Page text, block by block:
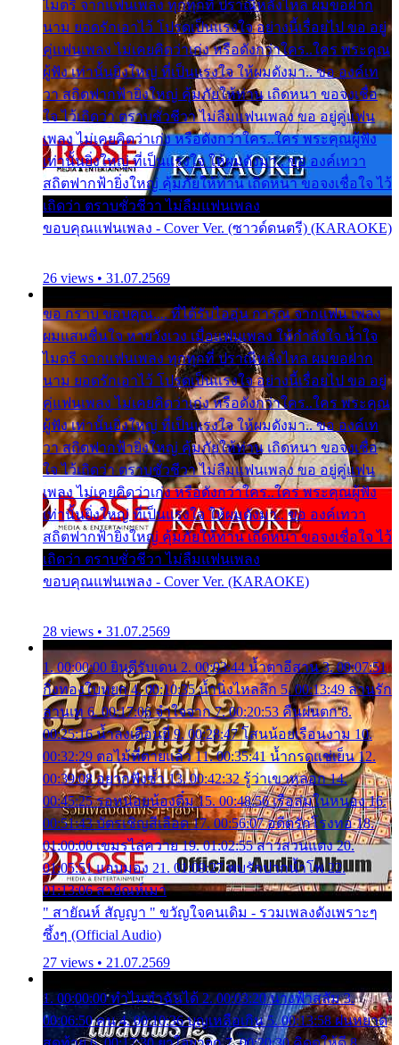
ไมตรี จากแฟนเพลง ทุกทุกที่ ปราณีหลั่งไหล ผมขอฝาก
นาม ยอดรักเอาไว้ โปรดเป็นแรงใจ อย่างนี้เรื่อยไป ขอ อยู่
คู่แฟนเพลง ไม่เคยคิดว่าเก่ง หรือดังกว่าใคร..ใคร พระคุณ
ผู้ฟัง เท่านั้นยิ่งใหญ่ ที่เป็นแรงใจ ให้ผมดังมา.. ขอ องค์เท
วา สถิตฟากฟ้ายิ่งใหญ่ คุ้มภัยให้ท่าน เถิดหนา ขอจงเชื่อ
ใจ ไว้เถิดว่า ตราบชั่วชีวา ไม่ลืมแฟนเพลง ขอ อยู่คู่แฟน
เพลง ไม่เคยคิดว่าเก่ง หรือดังกว่าใคร..ใคร พระคุณผู้ฟัง
เท่านั้นยิ่งใหญ่ ที่เป็นแรงใจ ให้ผมดังมา.. ขอ องค์เทวา
สถิตฟากฟ้ายิ่งใหญ่ คุ้มภัยให้ท่าน เถิดหนา ขอจงเชื่อใจ ไว้
เถิดว่า ตราบชั่วชีวา ไม่ลืมแฟนเพลง
ขอบคุณแฟนเพลง - Cover Ver. (ซาวด์ดนตรี) (KARAOKE)
26 views • 31.07.2569
ขอ กราบ ขอบคุณ.... ที่ได้รับไออุ่น การุณ จากแฟน เพลง
ผมแสนชื่นใจ หายวังเวง เมื่อแฟนเพลง ให้กำลังใจ น้ำใจ
ไมตรี จากแฟนเพลง ทุกทุกที่ ปราณีหลั่งไหล ผมขอฝาก
นาม ยอดรักเอาไว้ โปรดเป็นแรงใจ อย่างนี้เรื่อยไป ขอ อยู่
คู่แฟนเพลง ไม่เคยคิดว่าเก่ง หรือดังกว่าใคร..ใคร พระคุณ
ผู้ฟัง เท่านั้นยิ่งใหญ่ ที่เป็นแรงใจ ให้ผมดังมา.. ขอ องค์เท
วา สถิตฟากฟ้ายิ่งใหญ่ คุ้มภัยให้ท่าน เถิดหนา ขอจงเชื่อ
ใจ ไว้เถิดว่า ตราบชั่วชีวา ไม่ลืมแฟนเพลง ขอ อยู่คู่แฟน
เพลง ไม่เคยคิดว่าเก่ง หรือดังกว่าใคร..ใคร พระคุณผู้ฟัง
เท่านั้นยิ่งใหญ่ ที่เป็นแรงใจ ให้ผมดังมา.. ขอ องค์เทวา
สถิตฟากฟ้ายิ่งใหญ่ คุ้มภัยให้ท่าน เถิดหนา ขอจงเชื่อใจ ไว้
เถิดว่า ตราบชั่วชีวา ไม่ลืมแฟนเพลง
ขอบคุณแฟนเพลง - Cover Ver. (KARAOKE)
28 views • 31.07.2569
1. 00:00:00 ยินดีรับเดน 2. 00:03:44 น้ำตาอีสาน 3. 00:07:51
กิ่งทองใบหยก 4. 00:10:35 น้ำนิ่งไหลลึก 5. 00:13:49 ลานรัก
ลานเท 6. 00:17:06 จำใจจาก 7. 00:20:53 คืนฝนตก 8.
00:25:16 น้ำลงเดือนยี่ 9. 00:28:47 โสนน้อยเรือนงาม 10.
00:32:29 ตอไม้ที่ตายแล้ว 11. 00:35:41 น้ำกรดแช่เย็น 12.
00:39:08 อยากฟังซ้ำ 13. 00:42:32 รู้ว่าเขาหลอก 14.
00:45:25 รอหน่อยน้องติ๋ม 15. 00:48:56 เรือล่มในหนอง 16.
00:51:43 บัตรเชิญสีเลือด 17. 00:56:07 อดีตรักโรงทอ 18.
01:00:00 เขมรไล่ควาย 19. 01:02:55 สาวสวนแตง 20.
01:05:51 แอบมอง 21. 01:09:27 พบรักปากน้ำโพ 22.
01:13:06 สายัณห์เมา
" สายัณห์ สัญญา " ขวัญใจคนเดิม - รวมเพลงดังเพราะๆ
ซึ้งๆ (Official Audio)
27 views • 21.07.2569
1. 00:00:00 ทำไมทำฉันได้ 2. 00:03:20 นางฟ้าสลัม 3.
00:06:50 คน 4. 00:10:36 บุญเหลือเกิน 5. 00:13:58 ฝนหยาด